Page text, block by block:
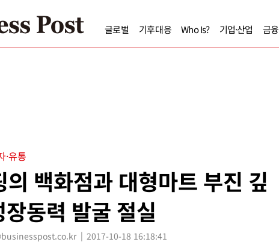
글로벌 기후대응 Who Is? 기업·산업 금융
·유통
의 백화점과 대형마트 부진 깊
동력 발굴 절실
2017-10-18 16:18:41